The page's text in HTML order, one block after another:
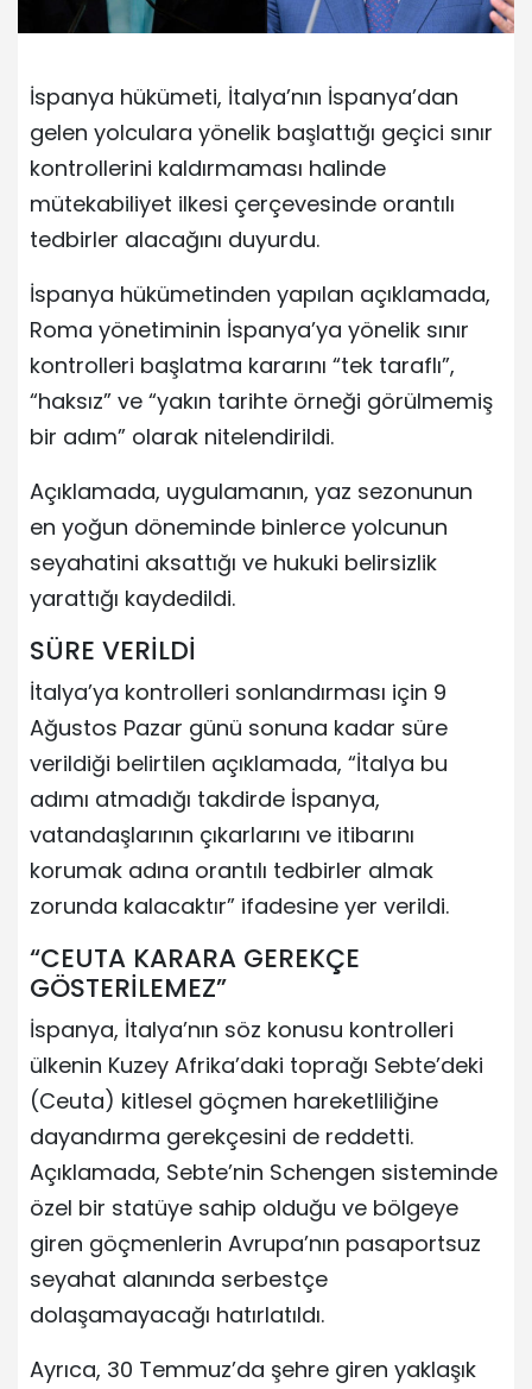
İspanya hükümeti, İtalya’nın İspanya’dan
gelen yolculara yönelik başlattığı geçici sınır
kontrollerini kaldırmaması halinde
mütekabiliyet ilkesi çerçevesinde orantılı
tedbirler alacağını duyurdu.
İspanya hükümetinden yapılan açıklamada,
Roma yönetiminin İspanya’ya yönelik sınır
kontrolleri başlatma kararını “tek taraflı”,
“haksız” ve “yakın tarihte örneği görülmemiş
bir adım” olarak nitelendirildi.
Açıklamada, uygulamanın, yaz sezonunun
en yoğun döneminde binlerce yolcunun
seyahatini aksattığı ve hukuki belirsizlik
yarattığı kaydedildi.
SÜRE VERİLDİ
İtalya’ya kontrolleri sonlandırması için 9
Ağustos Pazar günü sonuna kadar süre
verildiği belirtilen açıklamada, “İtalya bu
adımı atmadığı takdirde İspanya,
vatandaşlarının çıkarlarını ve itibarını
korumak adına orantılı tedbirler almak
zorunda kalacaktır” ifadesine yer verildi.
“CEUTA KARARA GEREKÇE
GÖSTERİLEMEZ”
İspanya, İtalya’nın söz konusu kontrolleri
ülkenin Kuzey Afrika’daki toprağı Sebte’deki
(Ceuta) kitlesel göçmen hareketliliğine
dayandırma gerekçesini de reddetti.
Açıklamada, Sebte’nin Schengen sisteminde
özel bir statüye sahip olduğu ve bölgeye
giren göçmenlerin Avrupa’nın pasaportsuz
seyahat alanında serbestçe
dolaşamayacağı hatırlatıldı.
Ayrıca, 30 Temmuz’da şehre giren yaklaşık